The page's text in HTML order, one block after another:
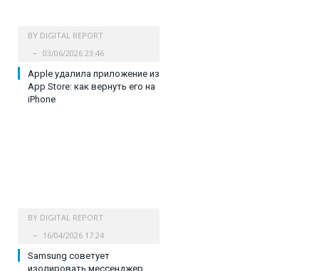
BY DIGITAL REPORT
03/06/2026 23:46
Apple удалила приложение из
App Store: как вернуть его на
iPhone
BY DIGITAL REPORT
16/04/2026 17:24
Samsung советует
изолировать мессенджер